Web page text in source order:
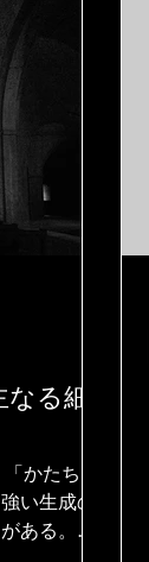
る細
い生成の
ある。こ